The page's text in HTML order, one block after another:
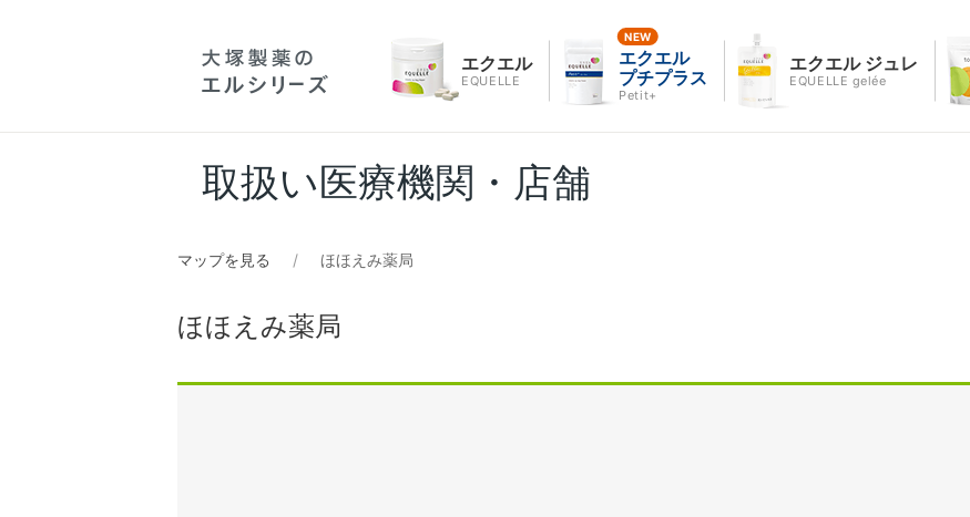
エクエル
EQUELLE
エクエル
プチプラス
Petit+
エクエル ジュレ
EQUELLE gelée
取扱い医療機関・店舗
マップを見る ほほえみ薬局
ほほえみ薬局